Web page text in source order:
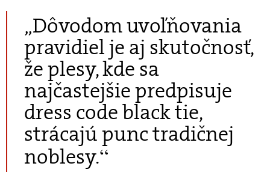
„Dôvodom uvoľňovania
pravidiel je aj skutočnosť,
že plesy, kde sa
najčastejšie predpisuje
dress code black tie,
strácajú punc tradičnej
noblesy.“